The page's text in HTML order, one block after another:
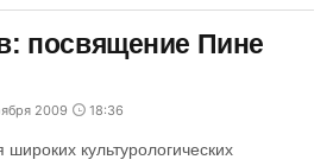
посвящение Пине
2009 18:36
культурологических